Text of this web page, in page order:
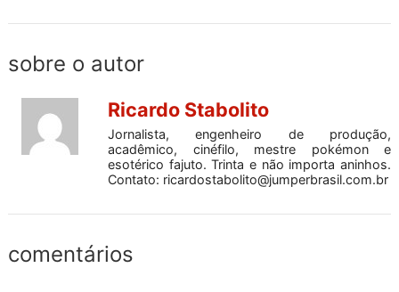
sobre o autor
Ricardo Stabolito
Jornalista, engenheiro de produção,
acadêmico, cinéfilo, mestre pokémon e
esotérico fajuto. Trinta e não importa aninhos.
Contato: ricardostabolito@jumperbrasil.com.br
comentários